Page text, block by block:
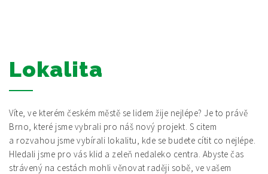
Lokalita
Víte, ve kterém českém městě se lidem žije nejlépe? Je to právě
Brno, které jsme vybrali pro náš nový projekt. S citem
a rozvahou jsme vybírali lokalitu, kde se budete cítit co nejlépe.
Hledali jsme pro vás klid a zeleň nedaleko centra. Abyste čas
strávený na cestách mohli věnovat raději sobě, ve vašem